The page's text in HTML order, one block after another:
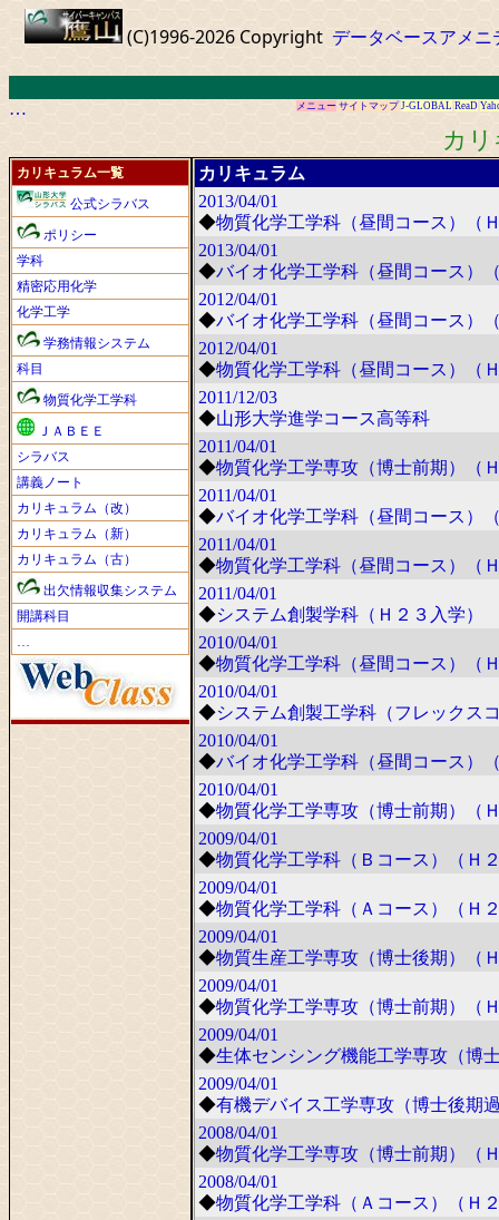
(C)1996-2026 Copyright データベースアメニ
… メニュー サイトマップ J-GLOBAL ReaD
カ
カリキュラム一覧
公式シラバス
ポリシー
学科
精密応用化学
化学工学
学務情報システム
科目
物質化学工学科
ＪＡＢＥＥ
シラバス
講義ノート
カリキュラム（改）
カリキュラム（新）
カリキュラム（古）
出欠情報収集システム
開講科目
…
カリキュラム
2013/04/01
◆物質化学工学科（昼間コース）（
2013/04/01
◆バイオ化学工学科（昼間コース）
2012/04/01
◆バイオ化学工学科（昼間コース）
2012/04/01
◆物質化学工学科（昼間コース）（
2011/12/03
◆山形大学進学コース高等科
2011/04/01
◆物質化学工学専攻（博士前期）（
2011/04/01
◆バイオ化学工学科（昼間コース）
2011/04/01
◆物質化学工学科（昼間コース）（
2011/04/01
◆システム創製学科（Ｈ２３入学）
2010/04/01
◆物質化学工学科（昼間コース）（
2010/04/01
◆システム創製工学科（フレックス
2010/04/01
◆バイオ化学工学科（昼間コース）
2010/04/01
◆物質化学工学専攻（博士前期）（
2009/04/01
◆物質化学工学科（Ｂコース）（Ｈ
2009/04/01
◆物質化学工学科（Ａコース）（Ｈ
2009/04/01
◆物質生産工学専攻（博士後期）（
2009/04/01
◆物質化学工学専攻（博士前期）（
2009/04/01
◆生体センシング機能工学専攻（博
2009/04/01
◆有機デバイス工学専攻（博士後期
2008/04/01
◆物質化学工学専攻（博士前期）（
2008/04/01
◆物質化学工学科（Ａコース）（Ｈ